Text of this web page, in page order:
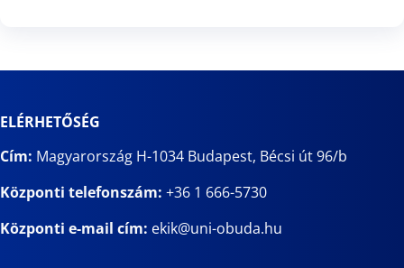
ELÉRHETŐSÉG
Cím: Magyarország H-1034 Budapest, Bécsi út 96/b
Központi telefonszám: +36 1 666-5730
Központi e-mail cím: ekik@uni-obuda.hu